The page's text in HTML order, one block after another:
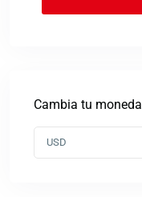
Cambia tu moneda
USD